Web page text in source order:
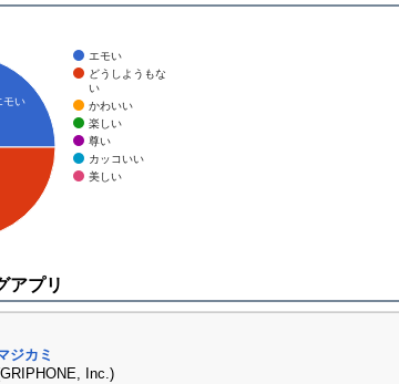
エモい
どうしようもな
い
かわいい
楽しい
尊い
カッコいい
美しい
モい
アプリ
ジカミ
Inc.)